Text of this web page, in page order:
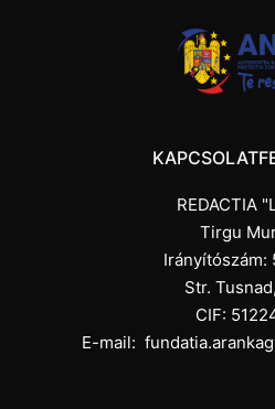
REDACTIA
Tirgu
Irányítószám:
Str.
CIF:
E-mail: